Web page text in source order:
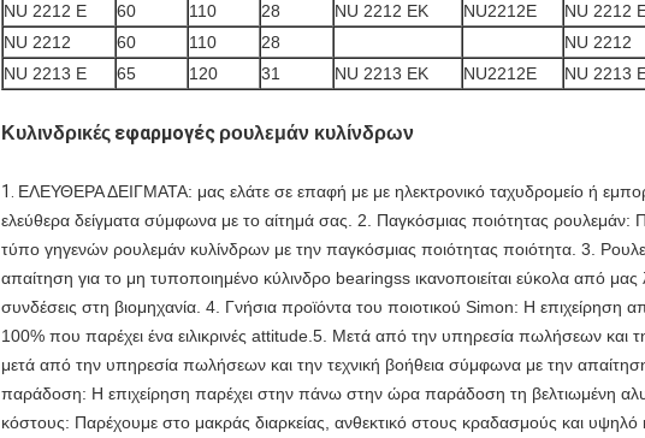
NU 2212 Ε
60 110 28 NU 2212 ΕΚ NU2212E NU 2212
NU 2212
60 110 28 NU 2212
NU 2213 Ε
65 120 31 NU 2213 ΕΚ NU2212E NU 2213
Κυλινδρικές εφαρμογές ρουλεμάν κυλίνδρων
1. ΕΛΕΥΘΕΡΑ ΔΕΙΓΜΑΤΑ: μας ελάτε σε επαφή με με ηλεκτρονικό ταχυδρομείο ή
ελεύθερα δείγματα σύμφωνα με το αίτημά σας. 2. Παγκόσμιας ποιότητας ρουλεμάν:
τύπο γηγενών ρουλεμάν κυλίνδρων με την παγκόσμιας ποιότητας ποιότητα. 3.
απαίτηση για το μη τυποποιημένο κύλινδρο bearingss ικανοποιείται εύκολα από
συνδέσεις στη βιομηχανία. 4. Γνήσια προϊόντα του ποιοτικού Simon: Η επιχείρηση
100% που παρέχει ένα ειλικρινές attitude.5. Μετά από την υπηρεσία πωλήσεων και
μετά από την υπηρεσία πωλήσεων και την τεχνική βοήθεια σύμφωνα με την
παράδοση: Η επιχείρηση παρέχει στην πάνω στην ώρα παράδοση τη βελτιωμένη
κόστους: Παρέχουμε στο μακράς διαρκείας, ανθεκτικό στους κραδασμούς και υψηλό